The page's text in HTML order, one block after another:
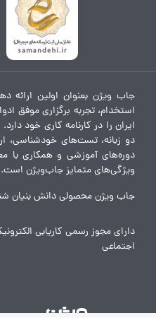
جاب ویژن بعنوان اولین ارائه
استخدام، تجربه برگزاری موفق
ایران را در کارنامه کاری خود
دو زبانه، تست‌های خودشناسی،
دوره‌های آموزشی و همکاری با
ویژگی‌های متمایز جاب‌ویژن است.
جاب ویژن محصولی دانش بنیان
دارای مجوز رسمی کاریابی
اجتماعی